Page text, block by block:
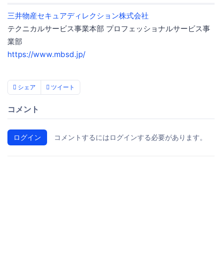
三井物産セキュアディレクション株式会社
テクニカルサービス事業本部 プロフェッショナルサービス事
業部
https://www.mbsd.jp/
シェア ツイート
コメント
ログイン コメントするにはログインする必要があります。